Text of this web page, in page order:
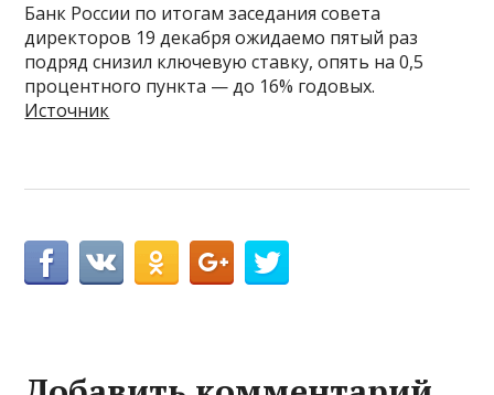
Банк России по итогам заседания совета
директоров 19 декабря ожидаемо пятый раз
подряд снизил ключевую ставку, опять на 0,5
процентного пункта — до 16% годовых.
Источник